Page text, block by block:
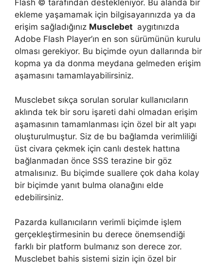
Flash © tarafından destekleniyor. Bu alanda bir
ekleme yaşamamak için bilgisayarınızda ya da
erişim sağladığınız Musclebet aygıtınızda
Adobe Flash Player’ın en son sürümünün kurulu
olması gerekiyor. Bu biçimde oyun dallarında bir
kopma ya da donma meydana gelmeden erişim
aşamasını tamamlayabilirsiniz.
Musclebet sıkça sorulan sorular kullanıcıların
aklında tek bir soru işareti dahi olmadan erişim
aşamasının tamamlanması için özel bir alt yapı
oluşturulmuştur. Siz de bu bağlamda verimliliği
üst civara çekmek için canlı destek hattına
bağlanmadan önce SSS terazine bir göz
atmalısınız. Bu biçimde suallere çok daha kolay
bir biçimde yanıt bulma olanağını elde
edebilirsiniz.
Pazarda kullanıcıların verimli biçimde işlem
gerçekleştirmesinin bu derece önemsendiği
farklı bir platform bulmanız son derece zor.
Musclebet bahis sistemi sizin için özel bir